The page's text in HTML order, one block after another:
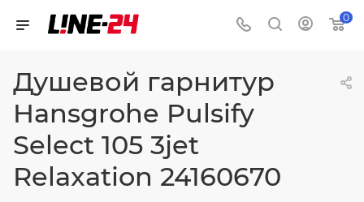
0
Душевой гарнитур
Hansgrohe Pulsify
Select 105 3jet
Relaxation 24160670